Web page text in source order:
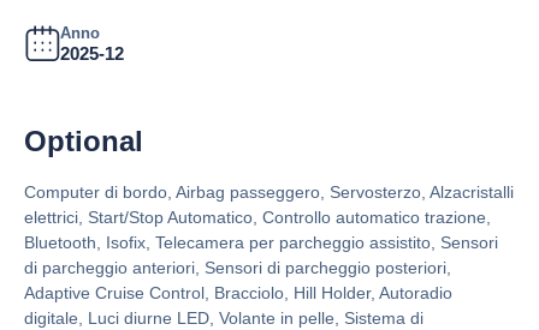
Anno
2025-12
Optional
Computer di bordo, Airbag passeggero, Servosterzo, Alzacristalli
elettrici, Start/Stop Automatico, Controllo automatico trazione,
Bluetooth, Isofix, Telecamera per parcheggio assistito, Sensori
di parcheggio anteriori, Sensori di parcheggio posteriori,
Adaptive Cruise Control, Bracciolo, Hill Holder, Autoradio
digitale, Luci diurne LED, Volante in pelle, Sistema di